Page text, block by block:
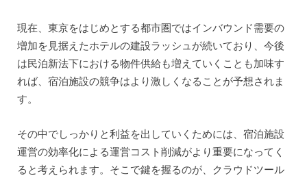
現在、東京をはじめとする都市圏ではインバウンド需要の
増加を見据えたホテルの建設ラッシュが続いており、今後
は民泊新法下における物件供給も増えていくことも加味す
れば、宿泊施設の競争はより激しくなることが予想されま
す。
その中でしっかりと利益を出していくためには、宿泊施設
運営の効率化による運営コスト削減がより重要になってく
ると考えられます。そこで鍵を握るのが、クラウドツール